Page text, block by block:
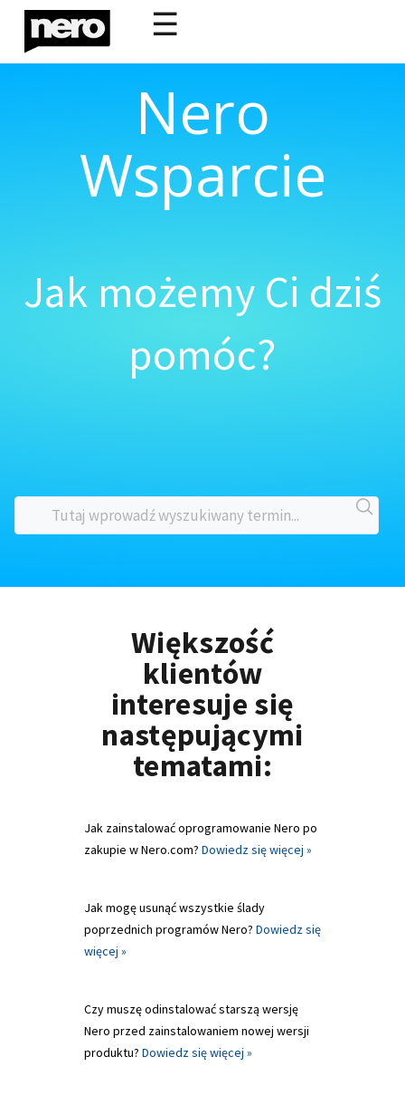
☰
Nero
Wsparcie
Jak możemy Ci dziś
pomóc?
Większość
klientów
interesuje się
następującymi
tematami:
Jak zainstalować oprogramowanie Nero po
zakupie w Nero.com? Dowiedz się więcej »
Jak mogę usunąć wszystkie ślady
poprzednich programów Nero? Dowiedz się
więcej »
Czy muszę odinstalować starszą wersję
Nero przed zainstalowaniem nowej wersji
produktu? Dowiedz się więcej »